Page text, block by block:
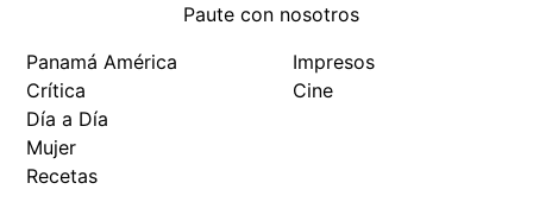
Paute con nosotros
Panamá América
Crítica
Día a Día
Mujer
Recetas
Impresos
Cine